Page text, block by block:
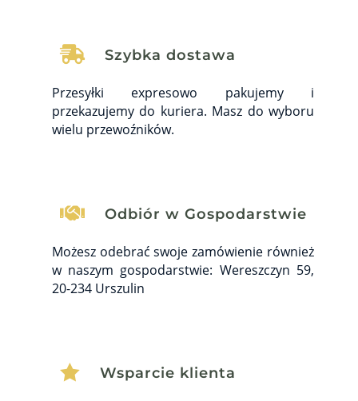
 Szybka dostawa
Przesyłki expresowo pakujemy i
przekazujemy do kuriera. Masz do wyboru
wielu przewoźników.
 Odbiór w Gospodarstwie
Możesz odebrać swoje zamówienie również
w naszym gospodarstwie: Wereszczyn 59,
20-234 Urszulin
 Wsparcie klienta